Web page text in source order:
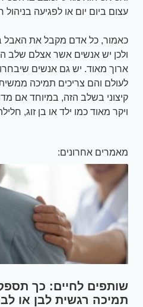
עצום ביום יום או לפגיעה
כאמור, כל אדם מקבל את האבל
ולכן יש אנשים אשר אצלם שלב
ארוך מאוד. יש גם אנשים
לעולם והם צריכים תמיכה
קיצוני בשלב הזה, במיוחד אם
ויקר מאוד כמו ילד או בן זוג,
מאמרים אחרונים:
שותפים לחיים: כך
תמיכה רגשית לבן או